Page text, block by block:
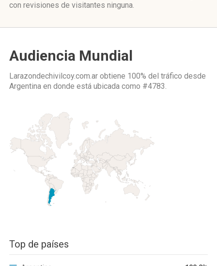
con revisiones de visitantes ninguna.
Audiencia Mundial
Larazondechivilcoy.com.ar obtiene 100% del tráfico desde
Argentina en donde está ubicada como #4783.
Top de países